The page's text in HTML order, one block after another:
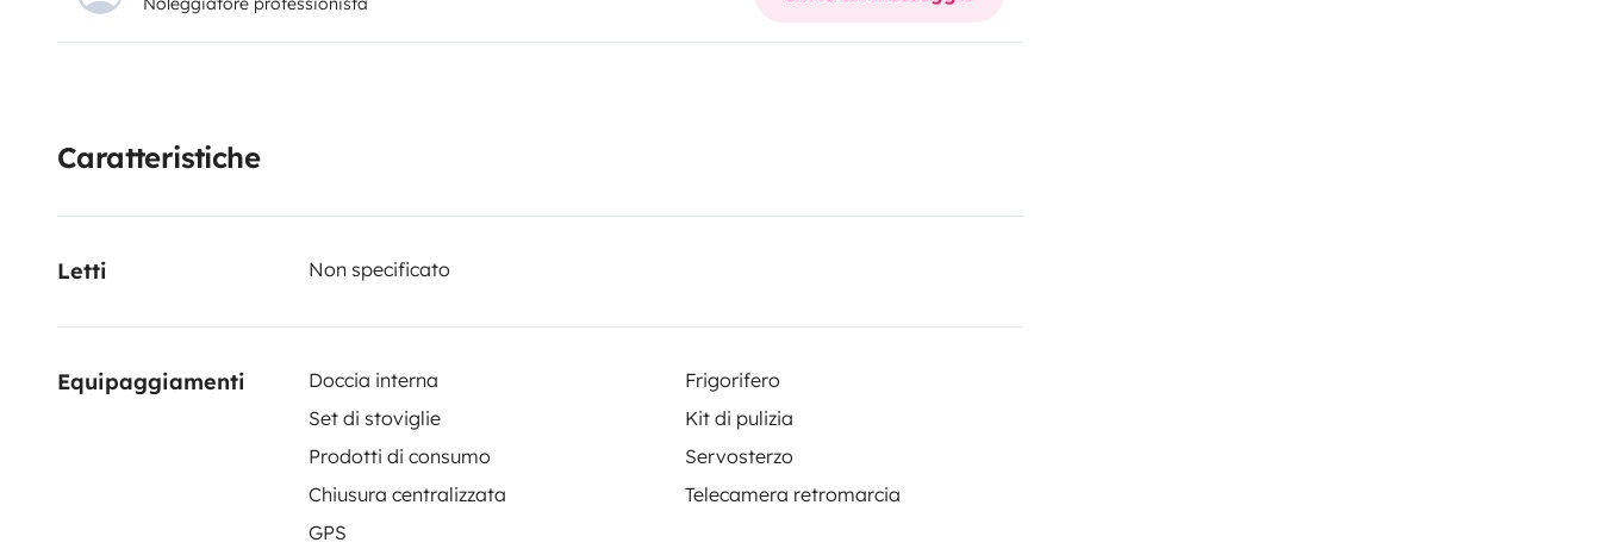
Inside you will find everything you need for your trip:
• Sleeping area for 2
• Kitchenware and basic equipment
• Solar panel and battery for greater electrical autonomy
✈️ We can arrange transfer from Alicante Airport for you, so you can start your road
trip comfortably right after arrival.
Caratteristiche
Letti Non specificato
Equipaggiamenti Doccia interna
Frigorifero
Set di stoviglie
Kit di pulizia
Prodotti di consumo
Servosterzo
Chiusura centralizzata
Telecamera retromarcia
GPS